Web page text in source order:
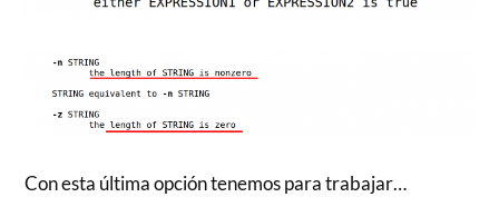
Con esta última opción tenemos para trabajar…